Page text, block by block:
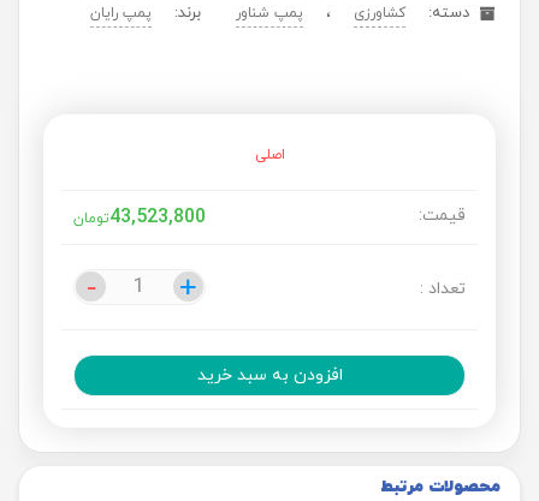
دسته: کشاورزی ، پمپ شناور برند: پمپ رایان
اصلی
قیمت: 43,523,800تومان
تعداد : +
- +
-
افزودن به سبد خرید
محصولات مرتبط